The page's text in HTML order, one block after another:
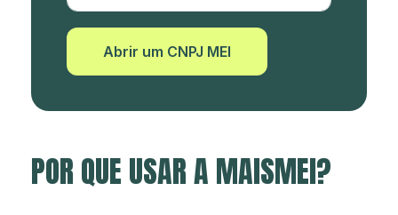
Abrir um CNPJ MEI
POR QUE USAR A MAISMEI?